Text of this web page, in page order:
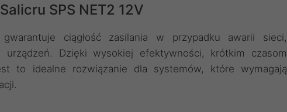
SPS NET2 12V
ciągłość zasilania w przypadku awarii sieci,
urządzeń. Dzięki wysokiej efektywności, krótkim czasom
to idealne rozwiązanie dla systemów, które wymagają